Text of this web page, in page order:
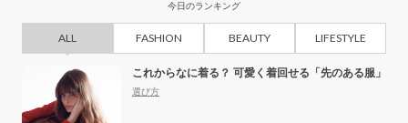
今日のランキング
ALL FASHION BEAUTY LIFESTYLE
これからなに着る？ 可愛く着回せる「先のある服」
選び方